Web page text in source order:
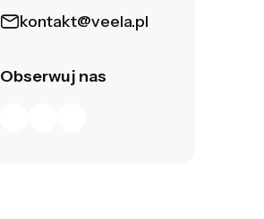
kontakt@veela.pl
Obserwuj nas